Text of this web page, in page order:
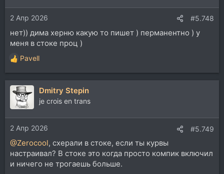
2 Апр 2026 #5.748
нет)) дима херню какую то пишет ) перманентно ) у
меня в стоке проц )
Р
е
а
к
и
и
:
Pavell
Dmitry Stepin
je crois en trans
2 Апр 2026 #5.749
@Zerocool, схерали в стоке, если ты курвы
настраивал? В стоке это когда просто компик включил
и ничего не трогаешь больше.